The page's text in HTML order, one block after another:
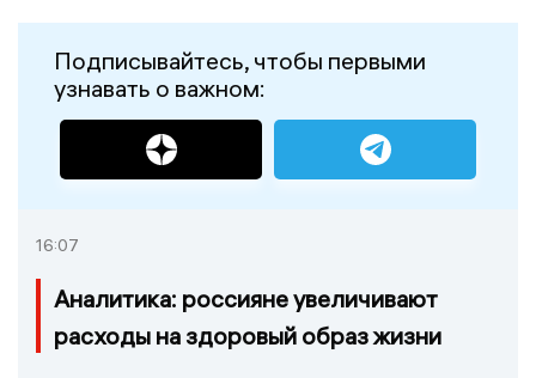
Подписывайтесь, чтобы первыми
узнавать о важном:
16:07
Аналитика: россияне увеличивают
расходы на здоровый образ жизни